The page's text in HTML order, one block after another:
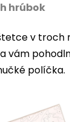
hrúbok
v troch
vám
políčka.